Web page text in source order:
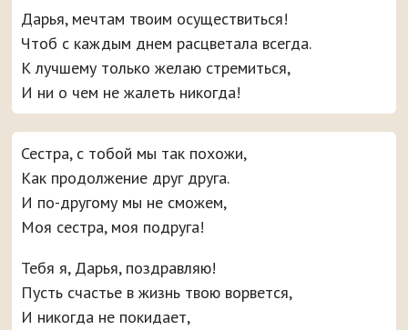
Дарья, мечтам твоим осуществиться!
Чтоб с каждым днем расцветала всегда.
К лучшему только желаю стремиться,
И ни о чем не жалеть никогда!
Сестра, с тобой мы так похожи,
Как продолжение друг друга.
И по-другому мы не сможем,
Моя сестра, моя подруга!
Тебя я, Дарья, поздравляю!
Пусть счастье в жизнь твою ворвется,
И никогда не покидает,